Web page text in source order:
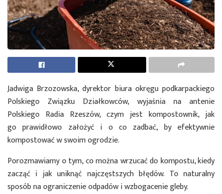
Jadwiga Brzozowska, dyrektor biura okręgu podkarpackiego
Polskiego Związku Działkowców, wyjaśnia na antenie
Polskiego Radia Rzeszów, czym jest kompostownik, jak
go prawidłowo założyć i o co zadbać, by efektywnie
kompostować w swoim ogrodzie.
Porozmawiamy o tym, co można wrzucać do kompostu, kiedy
zacząć i jak uniknąć najczęstszych błędów. To naturalny
sposób na ograniczenie odpadów i wzbogacenie gleby.